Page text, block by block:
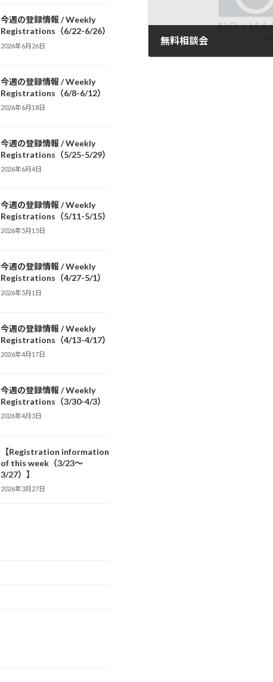
無料相談会
今週の登録情報 / Weekly
Registrations（6/22-6/26）
2026年6月26日
今週の登録情報 / Weekly
Registrations（6/8-6/12）
2026年6月18日
今週の登録情報 / Weekly
Registrations（5/25-5/29）
2026年6月4日
今週の登録情報 / Weekly
Registrations（5/11-5/15）
2026年5月15日
今週の登録情報 / Weekly
Registrations（4/27-5/1）
2026年5月1日
今週の登録情報 / Weekly
Registrations（4/13-4/17）
2026年4月17日
今週の登録情報 / Weekly
Registrations（3/30-4/3）
2026年4月3日
【Registration information
of this week（3/23～
3/27）】
2026年3月27日